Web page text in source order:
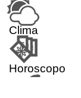
Clima
Horoscopo